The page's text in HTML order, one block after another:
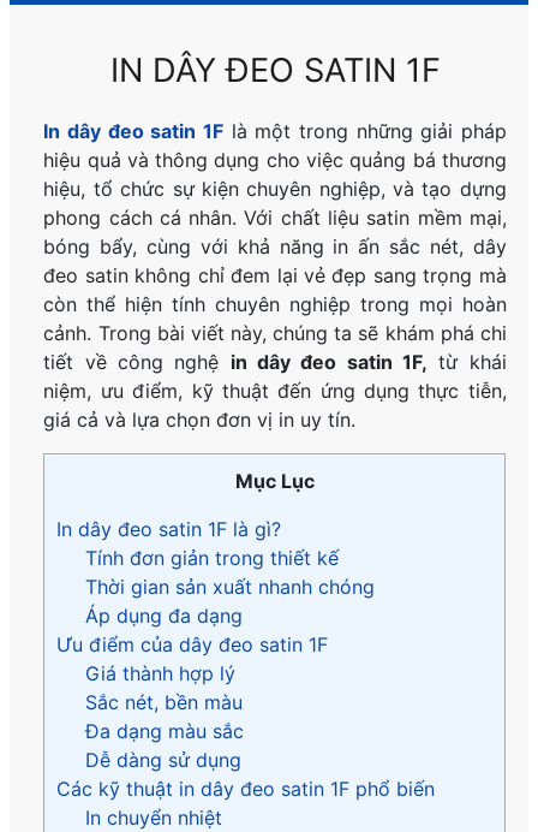
IN DÂY ĐEO SATIN 1F
In dây đeo satin 1F là một trong những giải pháp
hiệu quả và thông dụng cho việc quảng bá thương
hiệu, tổ chức sự kiện chuyên nghiệp, và tạo dựng
phong cách cá nhân. Với chất liệu satin mềm mại,
bóng bẩy, cùng với khả năng in ấn sắc nét, dây
đeo satin không chỉ đem lại vẻ đẹp sang trọng mà
còn thể hiện tính chuyên nghiệp trong mọi hoàn
cảnh. Trong bài viết này, chúng ta sẽ khám phá chi
tiết về công nghệ in dây đeo satin 1F, từ khái
niệm, ưu điểm, kỹ thuật đến ứng dụng thực tiễn,
giá cả và lựa chọn đơn vị in uy tín.
Mục Lục
In dây đeo satin 1F là gì?
Tính đơn giản trong thiết kế
Thời gian sản xuất nhanh chóng
Áp dụng đa dạng
Ưu điểm của dây đeo satin 1F
Giá thành hợp lý
Sắc nét, bền màu
Đa dạng màu sắc
Dễ dàng sử dụng
Các kỹ thuật in dây đeo satin 1F phổ biến
In chuyển nhiệt